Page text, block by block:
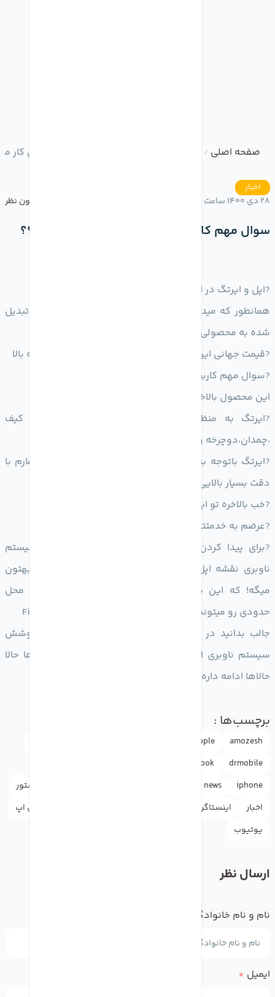
صفحه اصلی / سوال مهم کاربران ایرتگ؟ در ایران کار
اخبار
28 دی 1400 ساعت 15:41 بدون نظر
سوال مهم کاربران ایرتگ؟ در ایران کار میکنه؟؟؟
?اپل و ایرتگ در ایران
همانطور که میدانید یک سالی از معرفی ایرتگ میگذره و تبدیل
شده به محصولی پر طرفدار
?قیمت جهانی این محصول 29$ و در ایران 1میلیون تومان به بالا
?سوال مهم کاربرا و خریداران؟؟؟
این محصول بالاخره تو ایران کار میکنه یا نه !!!!!!
?ایرتگ به منظور پیدا کردن وسایل گم شده مثل کیف
،چمدان،دوچرخه و هر چیز گم شدنی ساخته شده است
?ایرتگ باتوجه به فناوری اولترا وایدبند و پردازنده U1 شمارم با
دقت بسیار بالایی به سمت خودش هدایت می‌کند
?خب بالاخره تو ایران کار میکنه یا نه؟!؟!؟!
?عرضم به خدمتتون بله کار میکنه (اما نه به صورت کامل)
?برای پیدا کردن محل دقیق ایرتگ قابلیتی به اسم سیستم
ناوبری نقشه اپل وجود دارد که محل دقیق ایرتگ رو بهتون
میگه! که این سیستم تو ایران کار نمیکنه یعنی شما محل
حدودی رو میتونید ببینید ولی دقیق نه مثل Find my iphone
جالب بدانید در سال 2021 فقط ایران هست که تحت پوشش
سیستم ناوبری اپل نبوده و گویا خصومت اپل با ایرانی‌ها حالا
حالاها ادامه داره…
برچسب‌ها :
amozesh
Apple
drmobile
facebook
iphone
news
اپل استور
اخبار
اینستاگرام
واتس اپ
یوتیوب
ارسال نظر
نام و نام خانوادگی
ایمیل *